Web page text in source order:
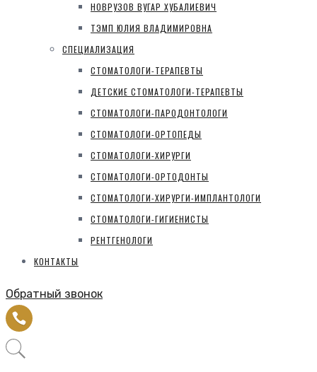
НОВРУЗОВ ВУГАР ХУБАЛИЕВИЧ
ТЭМП ЮЛИЯ ВЛАДИМИРОВНА
СПЕЦИАЛИЗАЦИЯ
СТОМАТОЛОГИ-ТЕРАПЕВТЫ
ДЕТСКИЕ СТОМАТОЛОГИ-ТЕРАПЕВТЫ
СТОМАТОЛОГИ-ПАРОДОНТОЛОГИ
СТОМАТОЛОГИ-ОРТОПЕДЫ
СТОМАТОЛОГИ-ХИРУРГИ
СТОМАТОЛОГИ-ОРТОДОНТЫ
СТОМАТОЛОГИ-ХИРУРГИ-ИМПЛАНТОЛОГИ
СТОМАТОЛОГИ-ГИГИЕНИСТЫ
РЕНТГЕНОЛОГИ
КОНТАКТЫ
Обратный звонок